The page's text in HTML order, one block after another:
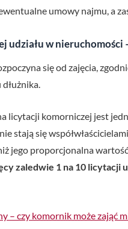
umowy najmu, a
udziału w nieruchomości
się od zajęcia,
licytacji komorniczej jest
stają się
jego proporcjonalna
zaledwie 1 na 10
– czy komornik może zająć